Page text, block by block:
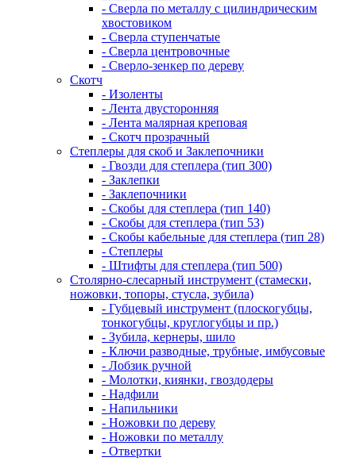
- Сверла по металлу с цилиндрическим
хвостовиком
- Сверла ступенчатые
- Сверла центровочные
- Сверло-зенкер по дереву
Скотч
- Изоленты
- Лента двусторонняя
- Лента малярная креповая
- Скотч прозрачный
Степлеры для скоб и Заклепочники
- Гвозди для степлера (тип 300)
- Заклепки
- Заклепочники
- Скобы для степлера (тип 140)
- Скобы для степлера (тип 53)
- Скобы кабельные для степлера (тип 28)
- Степлеры
- Штифты для степлера (тип 500)
Столярно-слесарный инструмент (стамески,
ножовки, топоры, стусла, зубила)
- Губцевый инструмент (плоскогубцы,
тонкогубцы, круглогубцы и пр.)
- Зубила, кернеры, шило
- Ключи разводные, трубные, имбусовые
- Лобзик ручной
- Молотки, киянки, гвоздодеры
- Надфили
- Напильники
- Ножовки по дереву
- Ножовки по металлу
- Отвертки